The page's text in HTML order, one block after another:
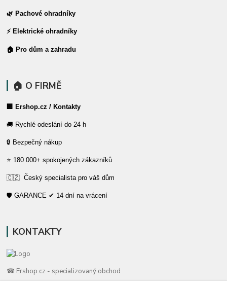
🌿 Pachové ohradníky
⚡ Elektrické ohradníky
🏠 Pro dům a zahradu
🏠 O FIRMĚ
🏢 Ershop.cz / Kontakty
🚚 Rychlé odeslání do 24 h
🔒 Bezpečný nákup
⭐ 180 000+ spokojených zákazníků
🇨🇿 Český specialista pro váš dům
🛡️ GARANCE ✔ 14 dní na vrácení
KONTAKTY
☎ Ershop.cz - specializovaný obchod